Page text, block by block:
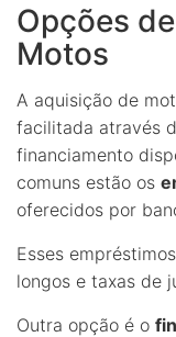
Opções
Motos
A aquisição de
facilitada através
financiamento
comuns estão os
oferecidos por
Esses
longos e taxas de
Outra opção é o